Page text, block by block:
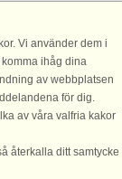
Vi använder dem i
ihåg dina
av webbplatsen
för dig.
av våra valfria kakor
återkalla ditt samtycke